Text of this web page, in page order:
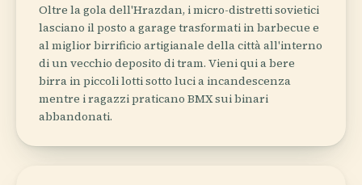
Oltre la gola dell'Hrazdan, i micro-distretti sovietici
lasciano il posto a garage trasformati in barbecue e
al miglior birrificio artigianale della città all'interno
di un vecchio deposito di tram. Vieni qui a bere
birra in piccoli lotti sotto luci a incandescenza
mentre i ragazzi praticano BMX sui binari
abbandonati.